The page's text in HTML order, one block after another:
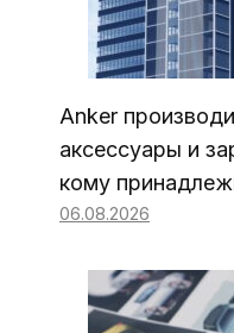
Anker
аксессуары и
кому
06.08.2026